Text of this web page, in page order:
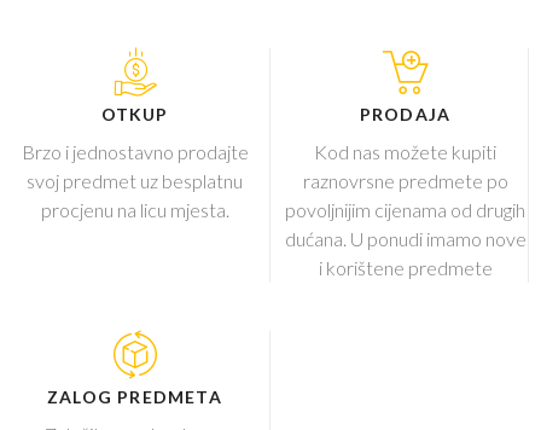
OTKUP
Brzo i jednostavno prodajte
svoj predmet uz besplatnu
procjenu na licu mjesta.
PRODAJA
Kod nas možete kupiti
raznovrsne predmete po
povoljnijim cijenama od drugih
dućana. U ponudi imamo nove
i korištene predmete
ZALOG PREDMETA